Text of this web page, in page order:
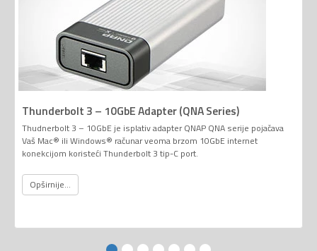
Thunderbolt 3 – 10GbE Adapter (QNA Series)
Thudnerbolt 3 – 10GbE je isplativ adapter QNAP QNA serije pojačava
Vaš Mac® ili Windows® računar veoma brzom 10GbE internet
konekcijom koristeći Thunderbolt 3 tip-C port.
Opširnije...